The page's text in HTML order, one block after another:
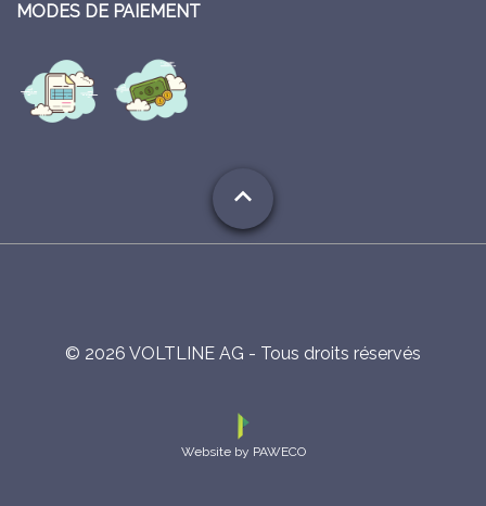
MODES DE PAIEMENT
expand_less
© 2026 VOLTLINE AG - Tous droits réservés
Website by PAWECO